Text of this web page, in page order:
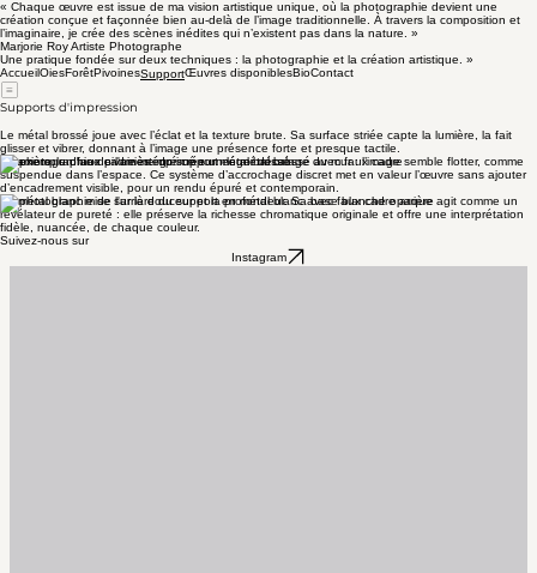
« Chaque œuvre est issue de ma vision artistique unique, où la photographie devient une
création conçue et façonnée bien au-delà de l’image traditionnelle. À travers la composition et
l’imaginaire, je crée des scènes inédites qui n’existent pas dans la nature. »
Marjorie Roy Artiste Photographe
Une pratique fondée sur deux techniques : la photographie et la création artistique. »
AccueilOiesForêtPivoinesSupportŒuvres disponiblesBioContact
Supports d'impression
Le métal brossé joue avec l’éclat et la texture brute. Sa surface striée capte la lumière, la fait
glisser et vibrer, donnant à l’image une présence forte et presque tactile.
À l’arrière, un faux cadre intégré crée un léger décalage du mur : l’image semble flotter, comme
suspendue dans l’espace. Ce système d’accrochage discret met en valeur l’œuvre sans ajouter
d’encadrement visible, pour un rendu épuré et contemporain.
Le métal blanc mise sur la douceur et la profondeur. Sa base blanche opaque agit comme un
révélateur de pureté : elle préserve la richesse chromatique originale et offre une interprétation
fidèle, nuancée, de chaque couleur.
Suivez-nous sur
Instagram